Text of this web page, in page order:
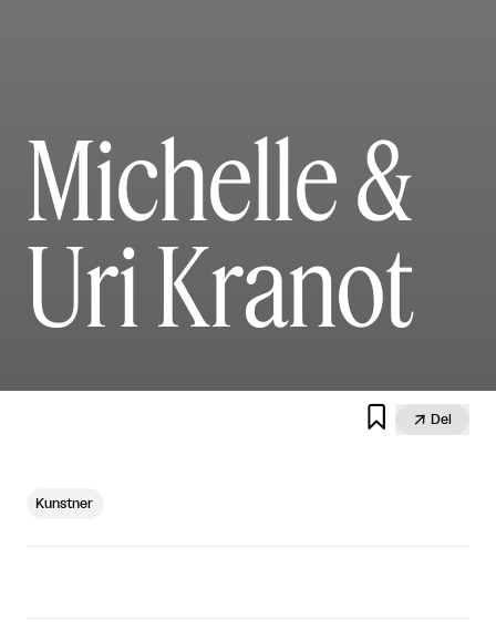
Michelle &
Uri Kranot
  Del
Kunstner